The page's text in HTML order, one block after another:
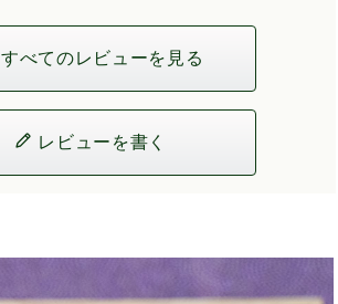
すべてのレビューを見る
レビューを書く